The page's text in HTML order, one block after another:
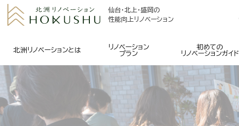
仙台・北上・盛岡の
性能向上リノベーション
北洲リノベーションとは
リノベーション
プラン
初めての
リノベーションガイド